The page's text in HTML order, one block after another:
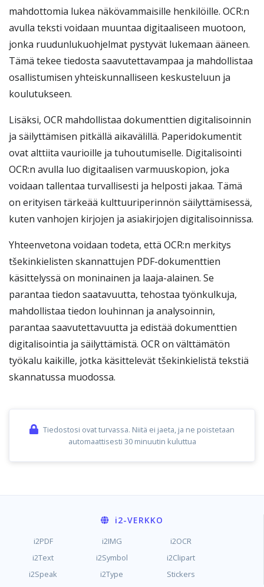
mahdottomia lukea näkövammaisille henkilöille. OCR:n
avulla teksti voidaan muuntaa digitaaliseen muotoon,
jonka ruudunlukuohjelmat pystyvät lukemaan ääneen.
Tämä tekee tiedosta saavutettavampaa ja mahdollistaa
osallistumisen yhteiskunnalliseen keskusteluun ja
koulutukseen.
Lisäksi, OCR mahdollistaa dokumenttien digitalisoinnin
ja säilyttämisen pitkällä aikavälillä. Paperidokumentit
ovat alttiita vaurioille ja tuhoutumiselle. Digitalisointi
OCR:n avulla luo digitaalisen varmuuskopion, joka
voidaan tallentaa turvallisesti ja helposti jakaa. Tämä
on erityisen tärkeää kulttuuriperinnön säilyttämisessä,
kuten vanhojen kirjojen ja asiakirjojen digitalisoinnissa.
Yhteenvetona voidaan todeta, että OCR:n merkitys
tšekinkielisten skannattujen PDF-dokumenttien
käsittelyssä on moninainen ja laaja-alainen. Se
parantaa tiedon saatavuutta, tehostaa työnkulkuja,
mahdollistaa tiedon louhinnan ja analysoinnin,
parantaa saavutettavuutta ja edistää dokumenttien
digitalisointia ja säilyttämistä. OCR on välttämätön
työkalu kaikille, jotka käsittelevät tšekinkielistä tekstiä
skannatussa muodossa.
Tiedostosi ovat turvassa. Niitä ei jaeta, ja ne poistetaan
automaattisesti 30 minuutin kuluttua
i2-VERKKO
i2PDF i2IMG
i2OCR
i2Text
i2Symbol
i2Clipart
i2Speak
i2Type Stickers